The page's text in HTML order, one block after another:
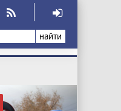
найти